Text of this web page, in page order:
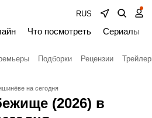
RUS
Что посмотреть Сериалы
Подборки Рецензии
на сегодня
(2026) в